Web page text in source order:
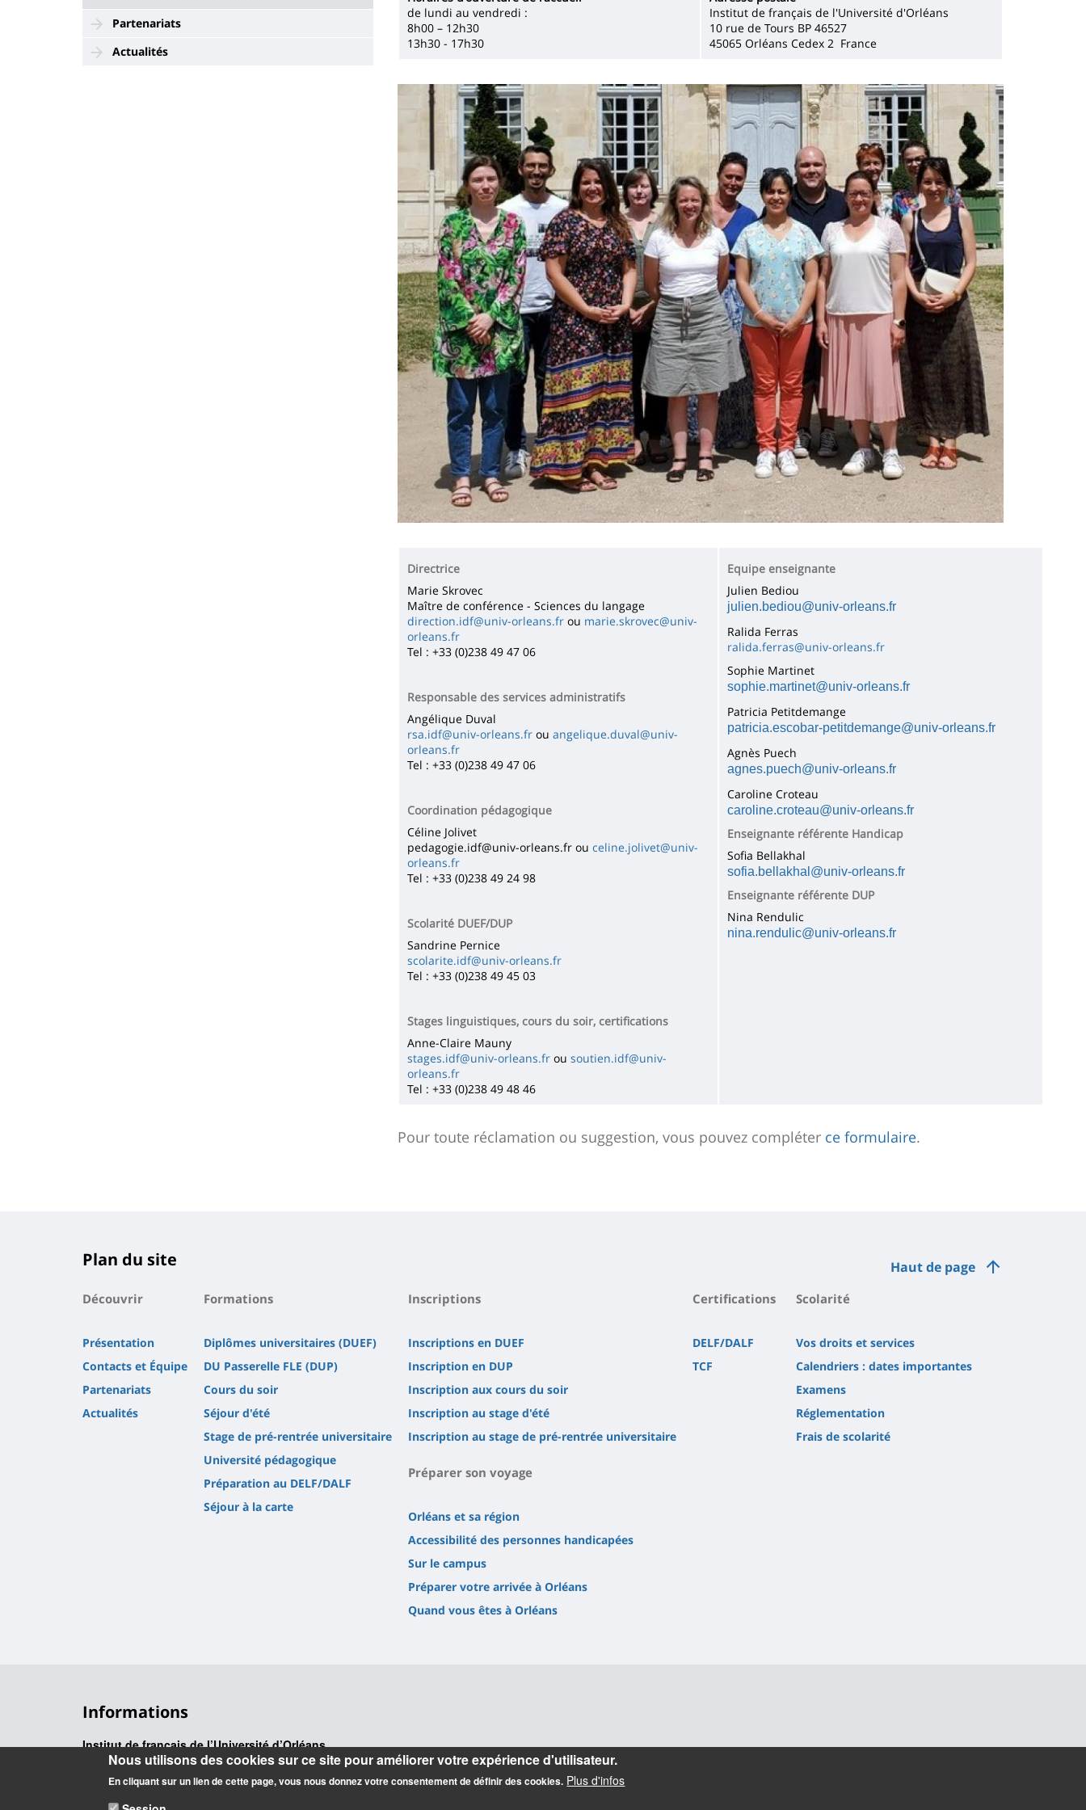
Partenariats
Actualités
la
page
de lundi au vendredi :
8h00 – 12h30
13h30 - 17h30
Institut de français de l'Université d'Orléans
10 rue de Tours BP 46527
45065 Orléans Cedex 2 France
Image
Directrice
Marie Skrovec
Maître de conférence - Sciences du langage
direction.idf@univ-orleans.frou marie.skrovec@univ-
orleans.fr
Tel : +33 (0)238 49 47 06
Responsable des services administratifs
Angélique Duval
rsa.idf@univ-orleans.frou angelique.duval@univ-
orleans.fr
Tel : +33 (0)238 49 47 06
Coordination pédagogique
Céline Jolivet
pedagogie.idf@univ-orleans.fr ou celine.jolivet@univ-
orleans.fr
Tel : +33 (0)238 49 24 98
Scolarité DUEF/DUP
Sandrine Pernice
scolarite.idf@univ-orleans.fr
Tel : +33 (0)238 49 45 03
Stages linguistiques, cours du soir, certifications
Anne-Claire Mauny
stages.idf@univ-orleans.frou soutien.idf@univ-
orleans.fr
Tel : +33 (0)238 49 48 46
Equipe enseignante
Julien Bediou
julien.bediou@univ-orleans.fr
Ralida Ferras
ralida.ferras@univ-orleans.fr
Sophie Martinet
sophie.martinet@univ-orleans.fr
Patricia Petitdemange
patricia.escobar-petitdemange@univ-orleans.fr
Agnès Puech
agnes.puech@univ-orleans.fr
Caroline Croteau
caroline.croteau@univ-orleans.fr
Enseignante référente Handicap
Sofia Bellakhal
sofia.bellakhal@univ-orleans.fr
Enseignante référente DUP
Nina Rendulic
nina.rendulic@univ-orleans.fr
Pour toute réclamation ou suggestion, vous pouvez compléter ce formulaire.
Haut de page
Plan du site
Découvrir
Présentation
Contacts et Équipe
Partenariats
Actualités
Formations
Diplômes universitaires (DUEF)
DU Passerelle FLE (DUP)
Cours du soir
Séjour d'été
Stage de pré-rentrée universitaire
Université pédagogique
Préparation au DELF/DALF
Séjour à la carte
Inscriptions
Inscriptions en DUEF
Inscription en DUP
Inscription aux cours du soir
Inscription au stage d'été
Inscription au stage de pré-rentrée universitaire
Certifications
DELF/DALF
TCF
Scolarité
Vos droits et services
Calendriers : dates importantes
Examens
Réglementation
Frais de scolarité
Préparer son voyage
Orléans et sa région
Accessibilité des personnes handicapées
Sur le campus
Préparer votre arrivée à Orléans
Quand vous êtes à Orléans
Informations
Institut de français de l’Université d’Orléans
10 rue de Tours – BP 46527
45065 Orléans cedex 2
France
Nous utilisons des cookies sur ce site pour améliorer votre expérience d'utilisateur.
En cliquant sur un lien de cette page, vous nous donnez votre consentement de définir des cookies. Plus d'infos